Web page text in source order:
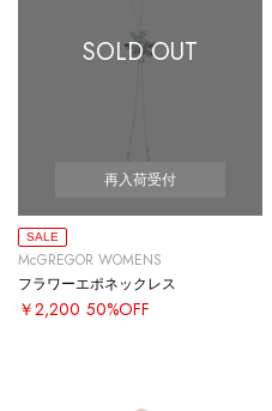
SOLD OUT
再入荷受付
SALE
McGREGOR WOMENS
フラワーエポネックレス
￥2,200 50%OFF